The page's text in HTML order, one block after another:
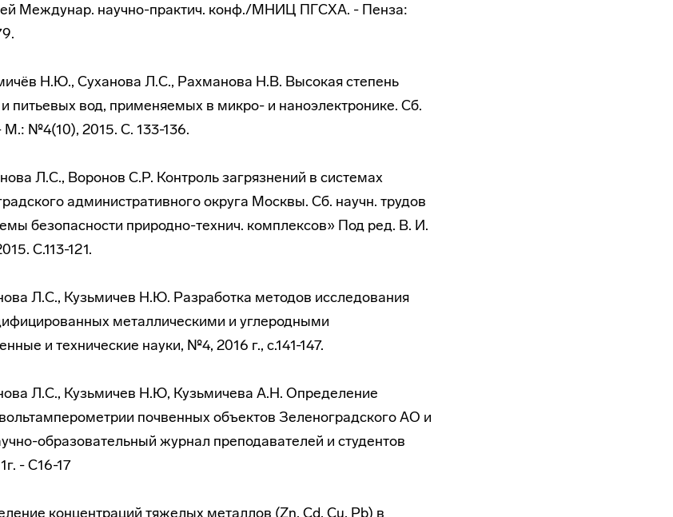
Междунар. научно-практич. конф./МНИЦ ПГСХА. - Пенза:
Н.Ю., Суханова Л.С., Рахманова Н.В. Высокая степень
питьевых вод, применяемых в микро- и наноэлектронике. Сб.
№4(10), 2015. С. 133-136.
Л.С., Воронов С.Р. Контроль загрязнений в системах
административного округа Москвы. Сб. научн. трудов
безопасности природно-технич. комплексов» Под ред. В. И.
С.113-121.
Л.С., Кузьмичев Н.Ю. Разработка методов исследования
металлическими и углеродными
и технические науки, №4, 2016 г., с.141-147.
Л.С., Кузьмичев Н.Ю, Кузьмичева А.Н. Определение
почвенных объектов Зеленоградского АО и
образовательный журнал преподавателей и студентов
- С16-17
концентраций тяжелых металлов (Zn, Cd, Cu, Pb) в